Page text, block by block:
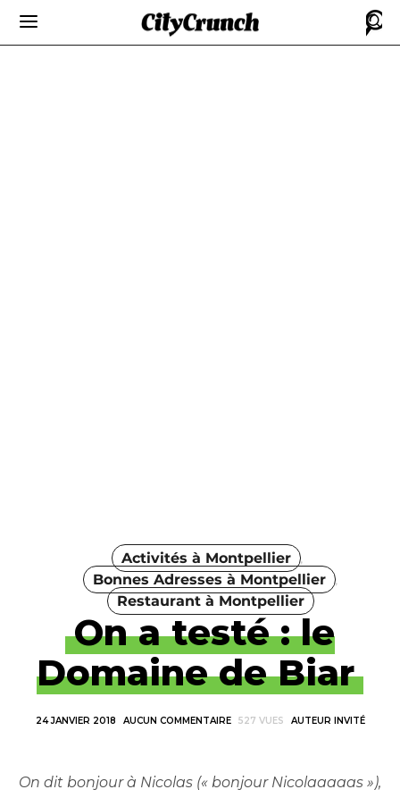
Activités à Montpellier
Bonnes Adresses à Montpellier
Restaurant à Montpellier
On a testé : le
Domaine de Biar
24 JANVIER 2018 AUCUN COMMENTAIRE 527 VUES AUTEUR INVITÉ
On dit bonjour à Nicolas (« bonjour Nicolaaaaas »),